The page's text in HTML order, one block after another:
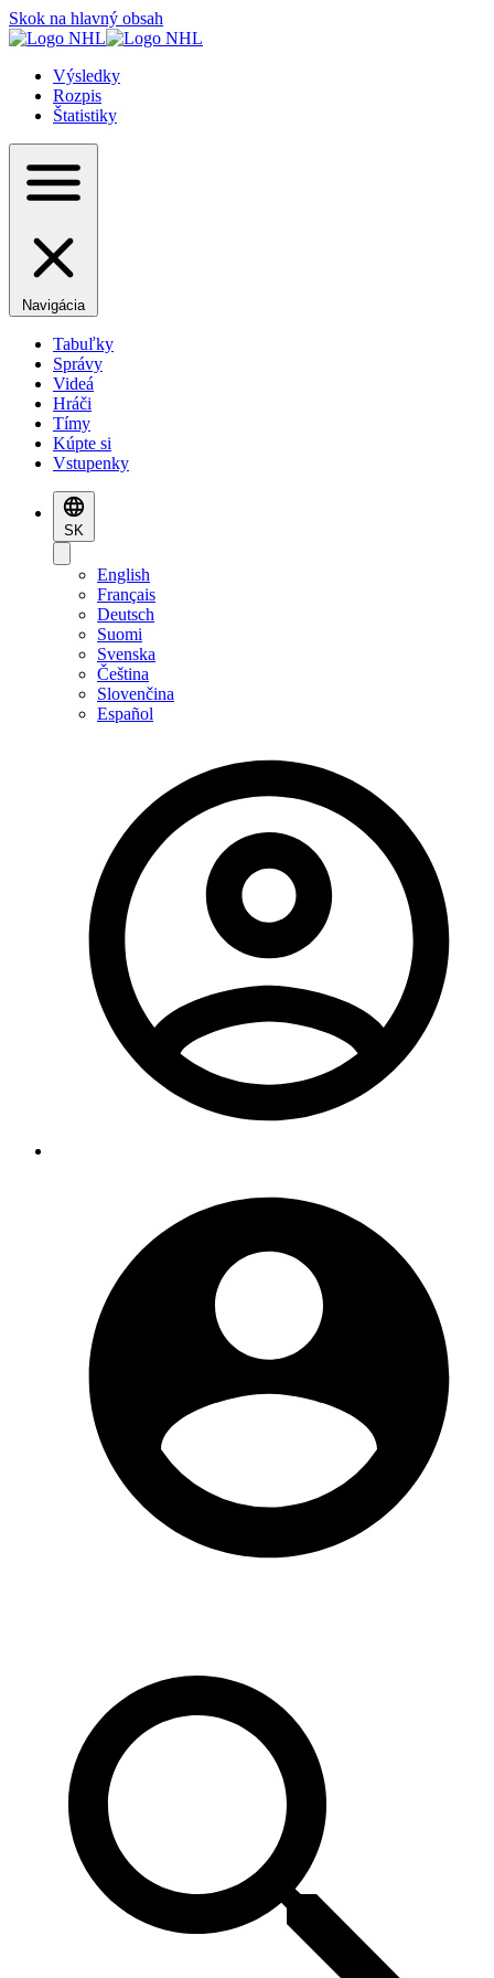
Skok na hlavný obsah
Výsledky
Rozpis
Štatistiky
Navigácia
Tabuľky
Správy
Videá
Hráči
Tímy
Kúpte si
Vstupenky
SK
English
Français
Deutsch
Suomi
Svenska
Čeština
Slovenčina
Español